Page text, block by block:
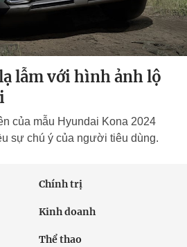
lẫm với hình ảnh lộ
của mẫu Hyundai Kona 2024
sự chú ý của người tiêu dùng.
Chính trị
Kinh doanh
Thể thao